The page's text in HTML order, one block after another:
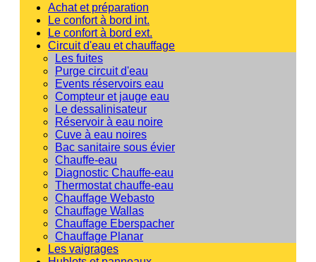
Achat et préparation
Le confort à bord int.
Le confort à bord ext.
Circuit d'eau et chauffage
Les fuites
Purge circuit d'eau
Events réservoirs eau
Compteur et jauge eau
Le dessalinisateur
Réservoir à eau noire
Cuve à eau noires
Bac sanitaire sous évier
Chauffe-eau
Diagnostic Chauffe-eau
Thermostat chauffe-eau
Chauffage Webasto
Chauffage Wallas
Chauffage Eberspacher
Chauffage Planar
Les vaigrages